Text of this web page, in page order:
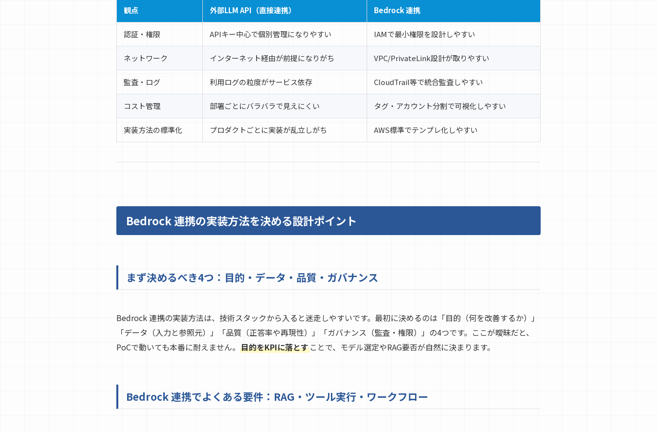
観点 外部LLM API（直接連携） Bedrock 連携
認証・権限 APIキー中心で個別管理になりやすい IAMで最小権限を設計しやすい
ネットワーク インターネット経由が前提になりがち VPC/PrivateLink設計が取りやすい
監査・ログ 利用ログの粒度がサービス依存 CloudTrail等で統合監査しやすい
コスト管理 部署ごとにバラバラで見えにくい タグ・アカウント分割で可視化しやすい
実装方法の標準化 プロダクトごとに実装が乱立しがち AWS標準でテンプレ化しやすい
Bedrock 連携の実装方法を決める設計ポイント
まず決めるべき4つ：目的・データ・品質・ガバナンス
Bedrock 連携の実装方法は、技術スタックから入ると迷走しやすいです。最初に決めるのは「目的（何を改善するか）」
「データ（入力と参照元）」「品質（正答率や再現性）」「ガバナンス（監査・権限）」の4つです。ここが曖昧だと、
PoCで動いても本番に耐えません。 目的をKPIに落とす ことで、モデル選定やRAG要否が自然に決まります。
Bedrock 連携でよくある要件：RAG・ツール実行・ワークフロー